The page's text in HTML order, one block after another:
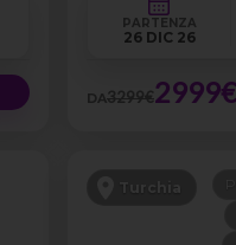
PARTENZA
26 DIC 26
DA3299€2999€
Turchia